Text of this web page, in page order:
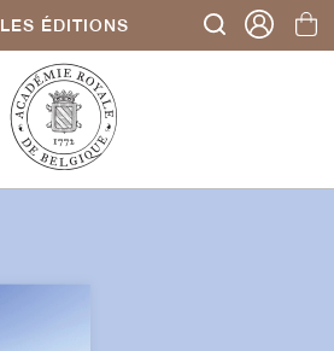
LES ÉDITIONS